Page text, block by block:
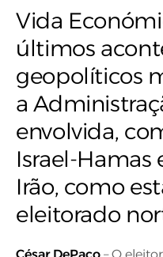
Vida
últimos
geopolíticos
a
envolvida,
Israel-Hamas
Irão, como
eleitorado